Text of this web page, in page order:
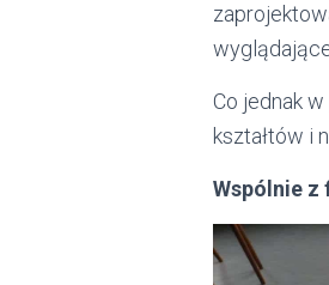
Co jednak
kształtów i
Wspólnie z